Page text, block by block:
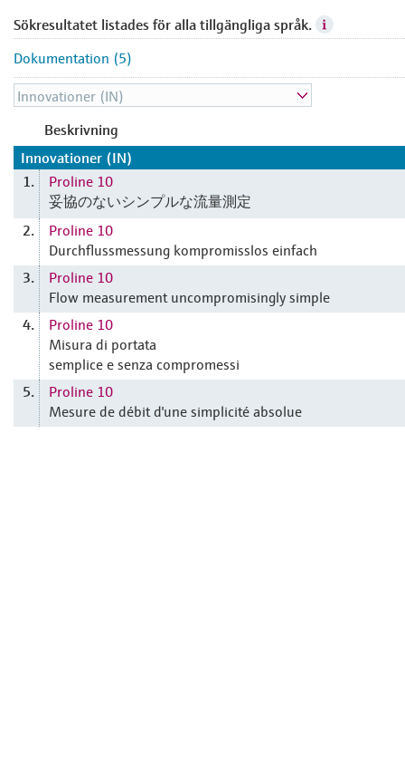
Sökresultatet listades för alla tillgängliga språk.
Dokumentation (5)
Beskrivning
Innovationer (IN)
1.
Proline 10
妥協のないシンプルな流量測定
2.
Proline 10
Durchflussmessung kompromisslos einfach
3.
Proline 10
Flow measurement uncompromisingly simple
4.
Proline 10
Misura di portata
semplice e senza compromessi
5.
Proline 10
Mesure de débit d'une simplicité absolue